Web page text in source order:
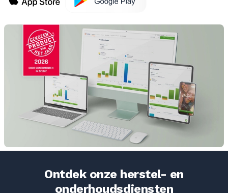
Ontdek onze herstel- en
onderhoudsdiensten